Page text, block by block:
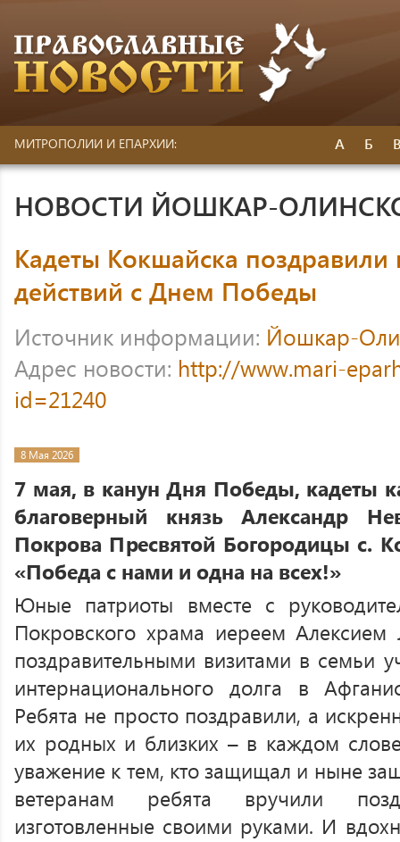
МИТРОПОЛИИ И ЕПАРХИИ: А Б
НОВОСТИ ЙОШКАР-
Кадеты Кокшайска поздравили
действий с Днем Победы
Источник информации: Йошкар-
Адрес новости: http://www.mari-
id=21240
8 Мая 2026
7 мая, в канун Дня Победы, кадеты
благоверный князь Александр
Покрова Пресвятой Богородицы с.
«Победа с нами и одна на всех!»
Юные патриоты вместе с
Покровского храма иереем
поздравительными визитами в семьи
интернационального долга в
Ребята не просто поздравили, а
их родных и близких – в каждом слове
уважение к тем, кто защищал и ныне
ветеранам ребята вручили
изготовленные своими руками. И